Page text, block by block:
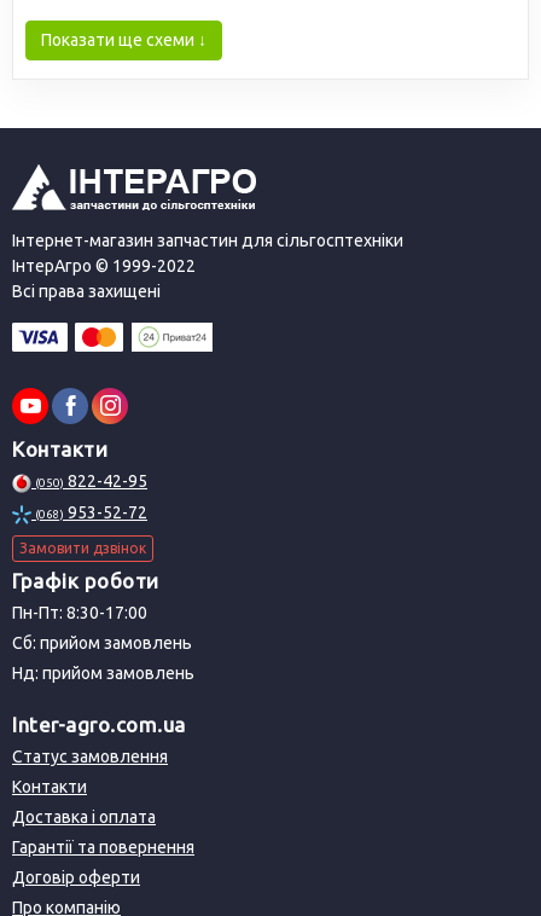
Показати ще схеми ↓
Інтернет-магазин запчастин для сільгосптехніки
ІнтерАгро © 1999-2022
Всі права захищені
Контакти
(050) 822-42-95
(068) 953-52-72
Замовити дзвінок
Графік роботи
Пн-Пт: 8:30-17:00
Сб: прийом замовлень
Нд: прийом замовлень
Inter-agro.com.ua
Статус замовлення
Контакти
Доставка і оплата
Гарантії та повернення
Договір оферти
Про компанію